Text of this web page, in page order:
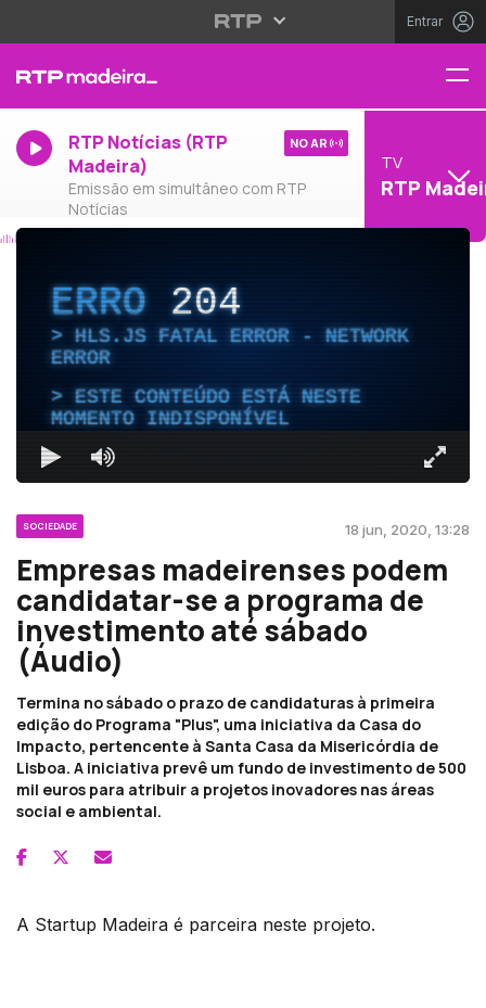
Entrar
RTP Notícias (RTP
Madeira)
Emissão em simultâneo com RTP
Notícias
NO AR
TV
RTP
ERRO204
HLS.JS FATAL ERROR - NETWORK
ERROR
ESTE CONTEÚDO ESTÁ NESTE
MOMENTO INDISPONÍVEL
SOCIEDADE 18 jun, 2020, 13:28
Empresas madeirenses podem
candidatar-se a programa de
investimento até sábado
(Áudio)
Termina no sábado o prazo de candidaturas à primeira
edição do Programa "Plus", uma iniciativa da Casa do
Impacto, pertencente à Santa Casa da Misericórdia de
Lisboa. A iniciativa prevê um fundo de investimento de 500
mil euros para atribuir a projetos inovadores nas áreas
social e ambiental.
A Startup Madeira é parceira neste projeto.